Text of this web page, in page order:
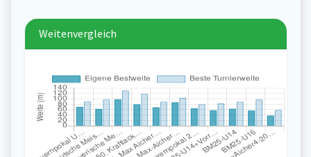
Weitenvergleich